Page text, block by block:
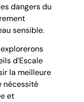
dangers du
sensible.
d’Escale
la meilleure
nécessité
et